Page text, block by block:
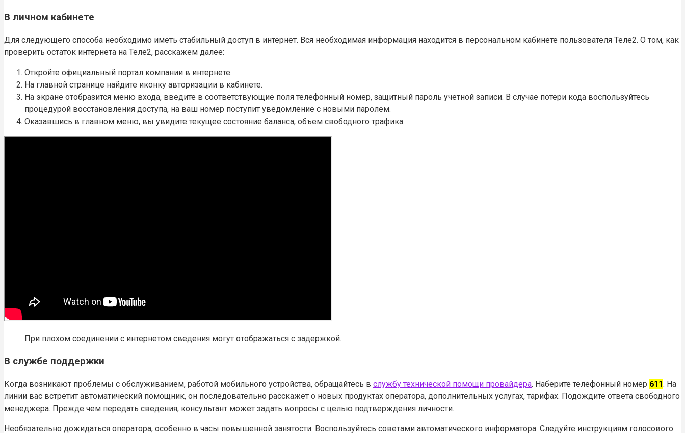
В личном кабинете
Для следующего способа необходимо иметь стабильный доступ в интернет. Вся необходимая информация находится в персональном кабинете пользователя Теле2. О том, как
проверить остаток интернета на Теле2, расскажем далее:
Откройте официальный портал компании в интернете.
На главной странице найдите иконку авторизации в кабинете.
На экране отобразится меню входа, введите в соответствующие поля телефонный номер, защитный пароль учетной записи. В случае потери кода воспользуйтесь
процедурой восстановления доступа, на ваш номер поступит уведомление с новыми паролем.
Оказавшись в главном меню, вы увидите текущее состояние баланса, объем свободного трафика.
При плохом соединении с интернетом сведения могут отображаться с задержкой.
В службе поддержки
Когда возникают проблемы с обслуживанием, работой мобильного устройства, обращайтесь в службу технической помощи провайдера. Наберите телефонный номер 611. На
линии вас встретит автоматический помощник, он последовательно расскажет о новых продуктах оператора, дополнительных услугах, тарифах. Подождите ответа свободного
менеджера. Прежде чем передать сведения, консультант может задать вопросы с целью подтверждения личности.
Необязательно дожидаться оператора, особенно в часы повышенной занятости. Воспользуйтесь советами автоматического информатора. Следуйте инструкциям голосового